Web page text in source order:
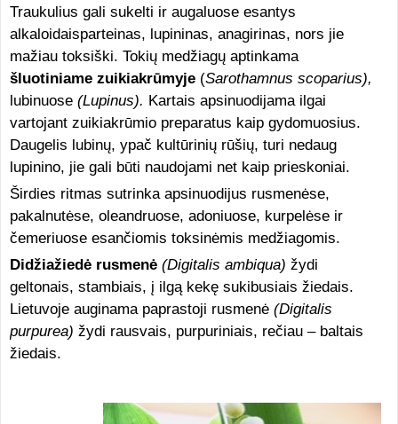
Traukulius gali sukelti ir augaluose esantys
alkaloidaisparteinas, lupininas, anagirinas, nors jie
mažiau toksiški. Tokių medžiagų aptinkama
šluotiniame zuikiakrūmyje(Sarothamnus scoparius),
lubinuose(Lupinus). Kartais apsinuodijama ilgai
vartojant zuikiakrūmio preparatus kaip gydomuosius.
Daugelis lubinų, ypač kultūrinių rūšių, turi nedaug
lupinino, jie gali būti naudojami net kaip prieskoniai.
Širdies ritmas sutrinka apsinuodijus rusmenėse,
pakalnutėse, oleandruose, adoniuose, kurpelėse ir
čemeriuose esančiomis toksinėmis medžiagomis.
Didžiažiedė rusmenė (Digitalis ambiqua) žydi
geltonais, stambiais, į ilgą kekę sukibusiais žiedais.
Lietuvoje auginama paprastoji rusmenė (Digitalis
purpurea) žydi rausvais, purpuriniais, rečiau – baltais
žiedais.